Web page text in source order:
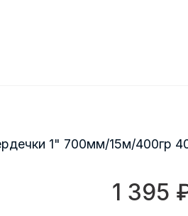
1" 700мм/15м/400гр
1 395